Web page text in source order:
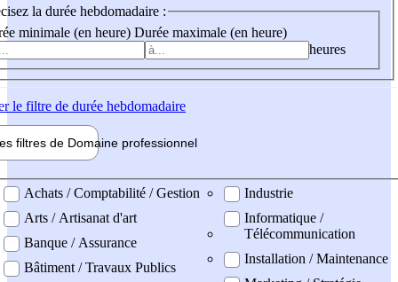
la durée hebdomadaire :
minimale (en heure) Durée maximale (en heure)
heures
le filtre de durée hebdomadaire
filtres de Domaine professionnel
professionel
Achats / Comptabilité / Gestion
Arts / Artisanat d'art
Banque / Assurance
Bâtiment / Travaux Publics
Industrie
Informatique /
Télécommunication
Installation / Maintenance